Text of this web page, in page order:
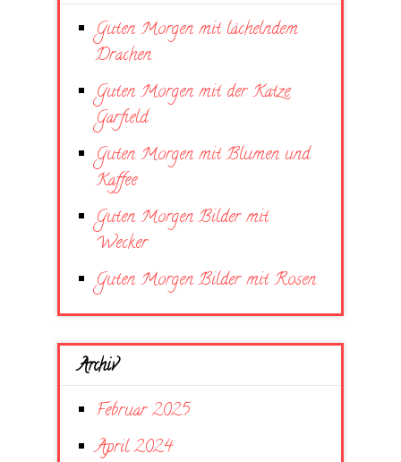
Guten Morgen mit lächelndem
Drachen
Guten Morgen mit der Katze
Garfield
Guten Morgen mit Blumen und
Kaffee
Guten Morgen Bilder mit
Wecker
Guten Morgen Bilder mit Rosen
Archiv
Februar 2025
April 2024